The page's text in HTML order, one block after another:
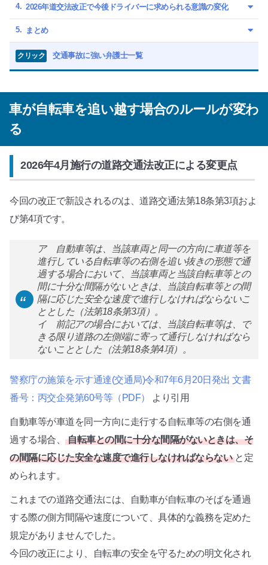
2026年道交法改正で今後ドライバーに求められる意識の変化
まとめ
クリック 交通事故に強い弁護士一覧
車が自転車を追い越す場合のルールが変わ
る
2026年4月施行の道路交通法改正による変更点
今回の改正で新設されるのは、道路交通法第18条第3項およ
び第4項です。
ア 自動車等は、当該車両と同一の方向に車道等を
進行している自転車等の右側を追い抜きの形態で通
過する場合において、当該車両と当該自転車等との
間に十分な間隔がないときは、当該自転車等との間
隔に応じた安全な速度で進行しなければならないこ
ととした（法第18条第3項）。
イ 前記アの場合においては、当該自転車等は、で
きる限り道路の左側端に寄って通行しなければなら
ないこととした（法第18条第4項）。
警察庁の施策を示す通達(交通局)令和7年6月20日発出 文書
番号：丙交企発第60号等（PDF）
より引用
自動車等が車道を同一方向に走行する自転車等の右側を通
過する場合、
自転車との間に十分な間隔がないときは、そ
の間隔に応じた安全な速度で進行しなければならない と定
められます。
これまでの道路交通法には、自動車が自転車のそばを通過
する際の側方間隔や速度について、具体的な義務を定めた
規定がありませんでした。
今回の改正により、自転車の安全を守るための明文化され